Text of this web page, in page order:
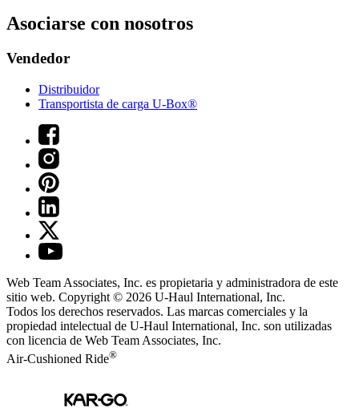
Asociarse con nosotros
Vendedor
Distribuidor
Transportista de carga U-Box®
Web Team Associates, Inc. es propietaria y administradora de este
sitio web. Copyright © 2026 U-Haul International, Inc.
Todos los derechos reservados. Las marcas comerciales y la
propiedad intelectual de U-Haul International, Inc. son utilizadas
con licencia de Web Team Associates, Inc.
Air-Cushioned Ride®